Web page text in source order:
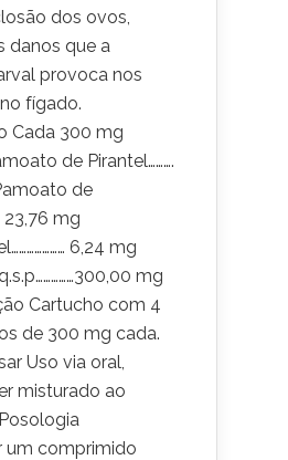
dos ovos,
danos que a
provoca nos
fígado.
Cada 300 mg
de Pirantel……….
de
23,76 mg
6,24 mg
mg
Cartucho com 4
de 300 mg cada.
Uso via oral,
misturado ao
um comprimido